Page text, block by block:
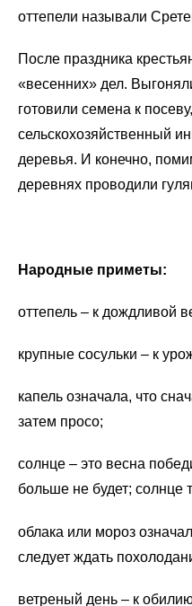
оттепели называли
После праздника
«весенних» дел.
готовили семена к
сельскохозяйственный
деревья. И конечно,
деревнях проводили
Народные приметы:
оттепель – к дождливой
крупные сосульки – к
капель означала, что
затем просо;
солнце – это весна
больше не будет; солнце
облака или мороз
следует ждать
ветреный день – к